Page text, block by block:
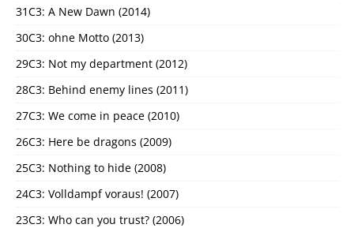
31C3: A New Dawn (2014)
30C3: ohne Motto (2013)
29C3: Not my department (2012)
28C3: Behind enemy lines (2011)
27C3: We come in peace (2010)
26C3: Here be dragons (2009)
25C3: Nothing to hide (2008)
24C3: Volldampf voraus! (2007)
23C3: Who can you trust? (2006)